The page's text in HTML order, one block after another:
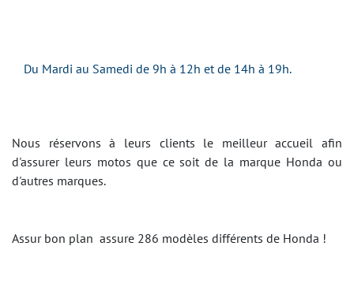
Du Mardi au Samedi de 9h à 12h et de 14h à 19h.
Nous réservons à leurs clients le meilleur accueil afin
d'assurer leurs motos que ce soit de la marque Honda ou
d'autres marques.
Assur bon plan assure 286 modèles différents de Honda !